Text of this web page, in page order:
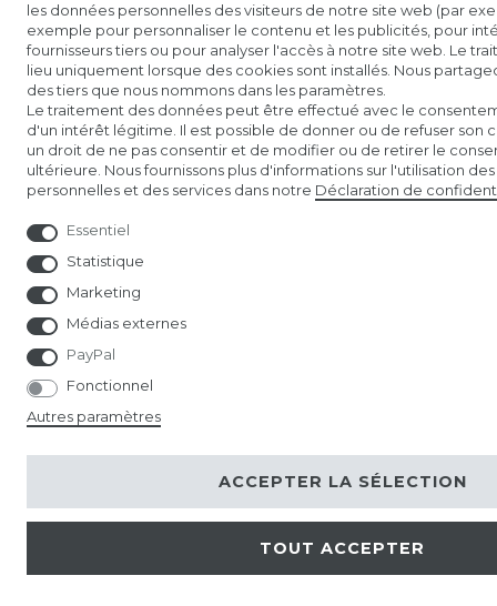
les données personnelles des visiteurs de notre site web (par
exemple pour personnaliser le contenu et les publicités, pour
fournisseurs tiers ou pour analyser l'accès à notre site web. Le
lieu uniquement lorsque des cookies sont installés. Nous
des tiers que nous nommons dans les paramètres.
Le traitement des données peut être effectué avec le
d'un intérêt légitime. Il est possible de donner ou de refuser son
un droit de ne pas consentir et de modifier ou de retirer le
ultérieure. Nous fournissons plus d'informations sur l'utilisation
personnelles et des services dans notre Déclaration de
Essentiel
Statistique
Marketing
Médias externes
PayPal
Fonctionnel
Autres paramètres
TOUT ACCEPTER
ACCEPTER LA SÉLECTION